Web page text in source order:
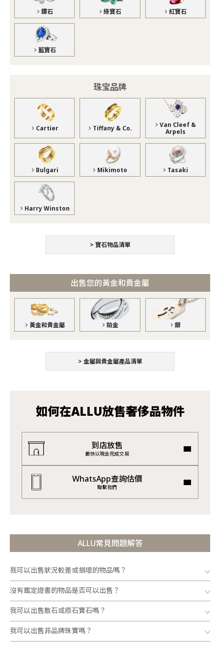
鑽石 綠寶石 紅寶石
藍寶石
珠宝品牌
Cartier Tiffany & Co.
Van Cleef &
Arpels
Bulgari Mikimoto Tasaki
Harry Winston
> 寶石物品清單
出售您的黃金和貴金屬
黃金和貴金屬 鉑金 銀
> 金屬與貴金屬產品清單
如何在ALLU放售奢侈品物件
到店放售
最快以現金完成交易
WhatsApp查詢估價
聯繫我們
ALLU常見問題解答
我可以出售狀況較差或損壞的物品嗎？
沒有鑑定證書的物品是否可以出售？
我可以出售散石或原石寶石嗎？
我可以出售非品牌珠寶嗎？